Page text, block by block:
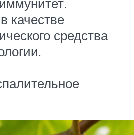
качестве
средства